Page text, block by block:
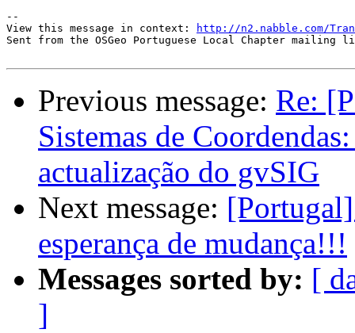
--
View this message in context:
http://n2.nabble.com/
Sent from the OSGeo Portuguese Local Chapter mailing
Previous message: Re:
Sistemas de
actualização do gvSIG
Next message:
esperança de mudança!!!
Messages sorted by: [
]